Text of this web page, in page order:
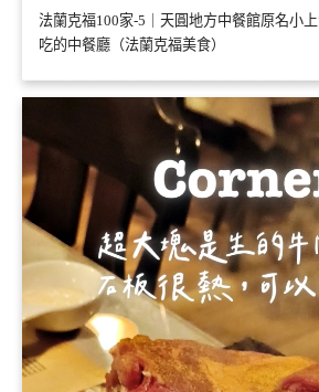
法蘭克福100家-5｜天圓地方中餐館原名小
吃的中餐廳（法蘭克福美食）